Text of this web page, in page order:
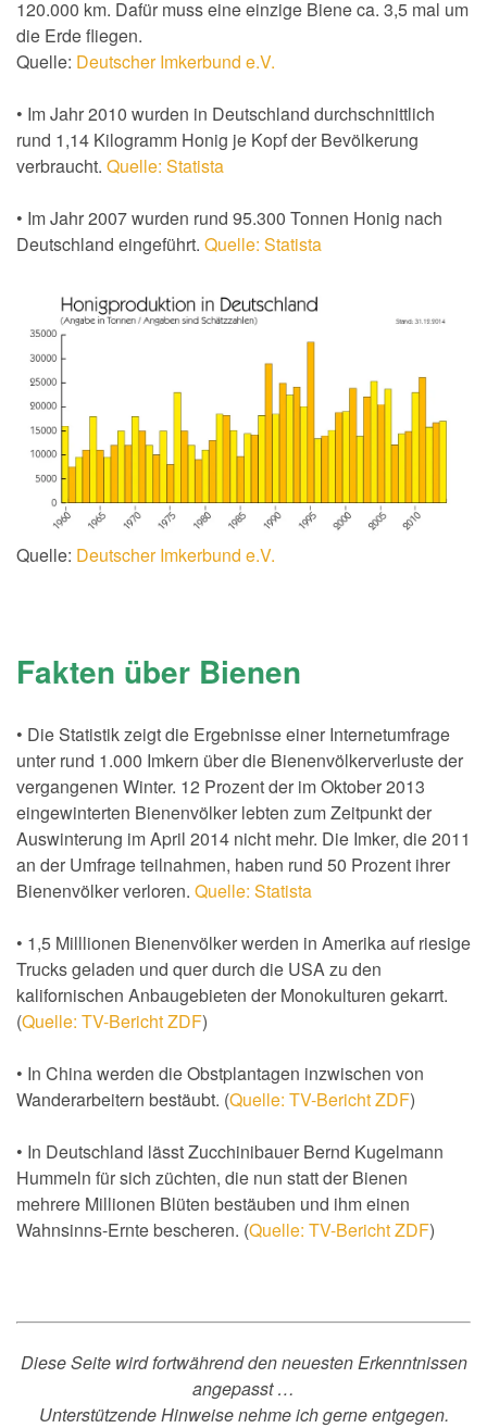
120.000 km. Dafür muss eine einzige Biene ca. 3,5 mal um
die Erde fliegen.
Quelle: Deutscher Imkerbund e.V.
• Im Jahr 2010 wurden in Deutschland durchschnittlich
rund 1,14 Kilogramm Honig je Kopf der Bevölkerung
verbraucht. Quelle: Statista
• Im Jahr 2007 wurden rund 95.300 Tonnen Honig nach
Deutschland eingeführt. Quelle: Statista
Quelle: Deutscher Imkerbund e.V.
Fakten über Bienen
• Die Statistik zeigt die Ergebnisse einer Internetumfrage
unter rund 1.000 Imkern über die Bienenvölkerverluste der
vergangenen Winter. 12 Prozent der im Oktober 2013
eingewinterten Bienenvölker lebten zum Zeitpunkt der
Auswinterung im April 2014 nicht mehr. Die Imker, die 2011
an der Umfrage teilnahmen, haben rund 50 Prozent ihrer
Bienenvölker verloren. Quelle: Statista
• 1,5 Milllionen Bienenvölker werden in Amerika auf riesige
Trucks geladen und quer durch die USA zu den
kalifornischen Anbaugebieten der Monokulturen gekarrt.
(Quelle: TV-Bericht ZDF)
• In China werden die Obstplantagen inzwischen von
Wanderarbeitern bestäubt. (Quelle: TV-Bericht ZDF)
• In Deutschland lässt Zucchinibauer Bernd Kugelmann
Hummeln für sich züchten, die nun statt der Bienen
mehrere Millionen Blüten bestäuben und ihm einen
Wahnsinns-Ernte bescheren. (Quelle: TV-Bericht ZDF)
Diese Seite wird fortwährend den neuesten Erkenntnissen
angepasst …
Unterstützende Hinweise nehme ich gerne entgegen.